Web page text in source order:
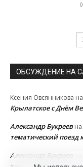
ОБСУЖДЕНИЕ НА
Ксения Овсянникова на
Крылатское с Днём
Александр Букреевна
тематический
Александр Букреев